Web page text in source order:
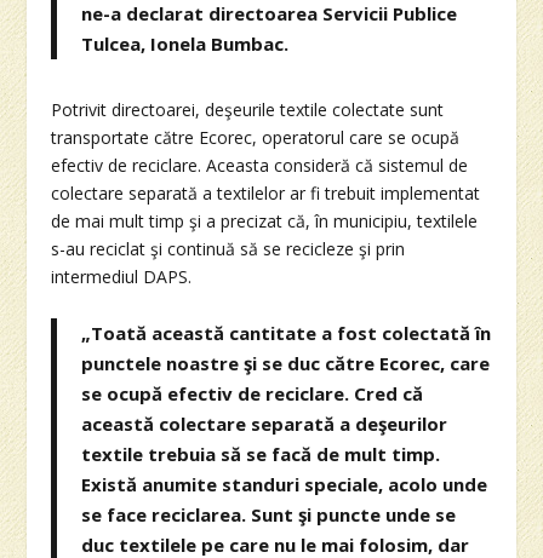
ne-a declarat directoarea Servicii Publice
Tulcea, Ionela Bumbac.
Potrivit directoarei, deşeurile textile colectate sunt
transportate către Ecorec, operatorul care se ocupă
efectiv de reciclare. Aceasta consideră că sistemul de
colectare separată a textilelor ar fi trebuit implementat
de mai mult timp şi a precizat că, în municipiu, textilele
s-au reciclat şi continuă să se recicleze şi prin
intermediul DAPS.
„Toată această cantitate a fost colectată în
punctele noastre şi se duc către Ecorec, care
se ocupă efectiv de reciclare. Cred că
această colectare separată a deşeurilor
textile trebuia să se facă de mult timp.
Există anumite standuri speciale, acolo unde
se face reciclarea. Sunt şi puncte unde se
duc textilele pe care nu le mai folosim, dar